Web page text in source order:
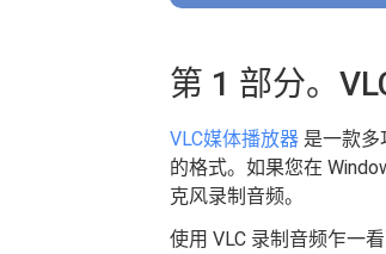
第 1 部分。
VLC媒体播放器 是一款
的格式。如果您在
克风录制音频。
使用 VLC 录制音频乍一